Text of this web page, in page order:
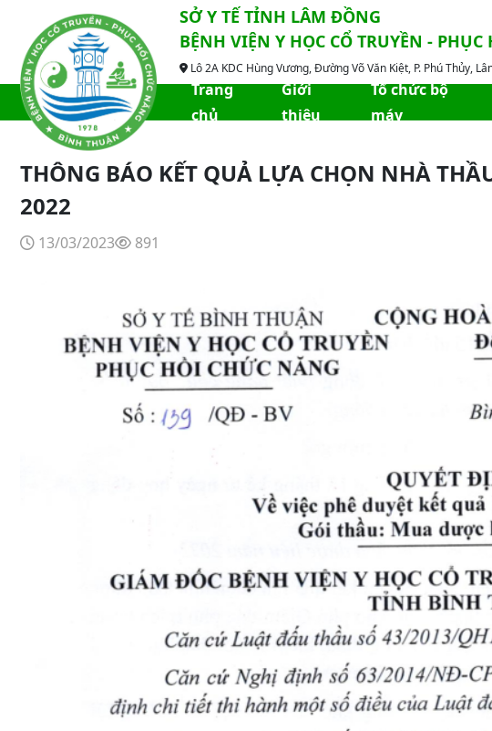
SỞ Y TẾ TỈNH LÂM ĐỒNG
BỆNH VIỆN Y HỌC CỔ TRUYỀN -
Lô 2A KDC Hùng Vương, Đường Võ Văn Kiệt, P. Phú Thủy,
Trang
chủ
Giới
thiệu
Tổ chức bộ
máy
THÔNG BÁO KẾT QUẢ LỰA CHỌN NHÀ
2022
13/03/2023 891